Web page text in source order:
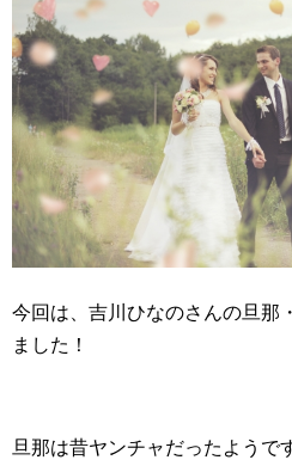
今回は、吉川ひなのさんの旦那
ました！
旦那は昔ヤンチャだったようで